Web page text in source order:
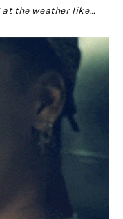
the weather like…